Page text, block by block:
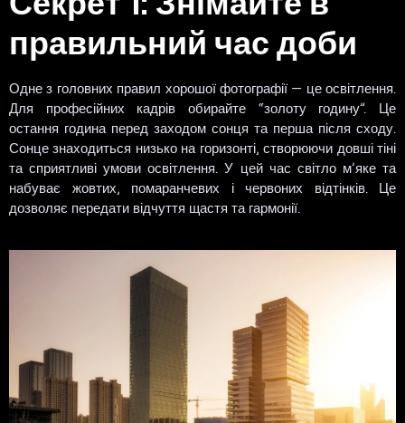
правильний час доби
Одне з головних правил хорошої фотографії — це освітлення.
Для професійних кадрів обирайте “золоту годину”. Це
остання година перед заходом сонця та перша після сходу.
Сонце знаходиться низько на горизонті, створюючи довші тіні
та сприятливі умови освітлення. У цей час світло м’яке та
набуває жовтих, помаранчевих і червоних відтінків. Це
дозволяє передати відчуття щастя та гармонії.